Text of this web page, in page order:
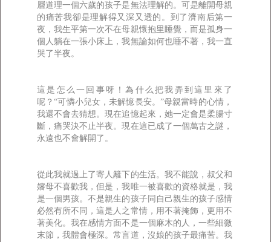
層道理一個六歲的孩子是無法理解的。可是離開母親
的痛苦我卻是理解得又深又透的。到了濟南后第一
夜，我生平第一次不在母親懷抱里睡覺，而是孤身一
個人躺在一張小床上，我無論如何也睡不著，我一直
哭了半夜。
這是怎么一回事呀！為什么把我弄到這里來了
呢？“可憐小兒女，未解憶長安。”母親當時的心情，
我還不會去猜想。現在追憶起來，她一定會是柔腸寸
斷，痛哭決不止半夜。現在這已成了一個萬古之謎，
永遠也不會解開了。
從此我就過上了寄人籬下的生活。我不能說，叔父和
嬸母不喜歡我，但是，我唯一被喜歡的資格就是，我
是一個男孩。不是親生的孩子同自己親生的孩子感情
必然有所不同，這是人之常情，用不著掩飾，更用不
著美化。我在感情方面不是一個麻木的人，一些細微
末節，我體會極深。常言道，沒娘的孩子最痛苦。我